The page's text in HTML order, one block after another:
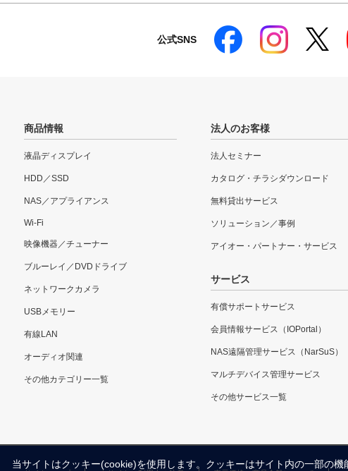
公式SNS
商品情報
液晶ディスプレイ
HDD／SSD
NAS／アプライアンス
Wi-Fi
映像機器／チューナー
ブルーレイ／DVDドライブ
ネットワークカメラ
USBメモリー
有線LAN
オーディオ関連
その他カテゴリー一覧
法人のお客様
法人セミナー
カタログ・チラシダウンロード
無料貸出サービス
ソリューション／事例
アイオー・パートナー・サービス
サービス
有償サポートサービス
会員情報サービス（IOPortal）
NAS遠隔管理サービス（NarSuS）
マルチデバイス管理サービス
その他サービス一覧
当サイトはクッキー(cookie)を使用します。クッキーはサイト内の一部の